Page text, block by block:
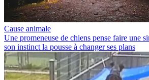
Cause animale
Une promeneuse de chiens pense faire une
son instinct la pousse à changer ses plans